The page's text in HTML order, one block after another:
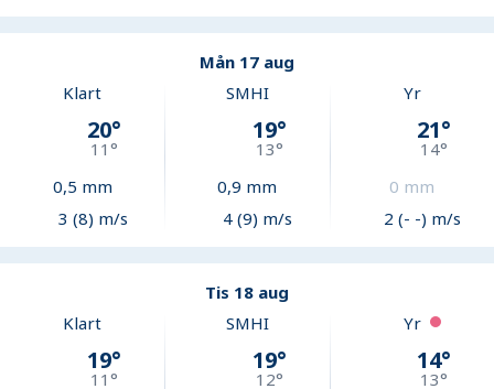
Mån 17 aug
Klart
20°
11°
0,5 mm
3 (8) m/s
SMHI
19°
13°
0,9 mm
4 (9) m/s
Yr
21°
14°
0 mm
2 (- -) m/s
Tis 18 aug
Klart
19°
11°
SMHI
19°
12°
Yr
14°
13°